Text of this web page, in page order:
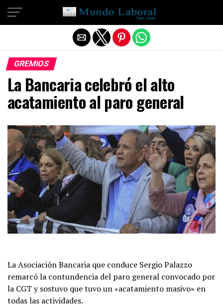
GREMIOS
La Bancaria celebró el alto
acatamiento al paro general
La Asociación Bancaria que conduce Sergio Palazzo
remarcó la contundencia del paro general convocado por
la CGT y sostuvo que tuvo un «acatamiento masivo» en
todas las actividades.
Salir de la versión móvil